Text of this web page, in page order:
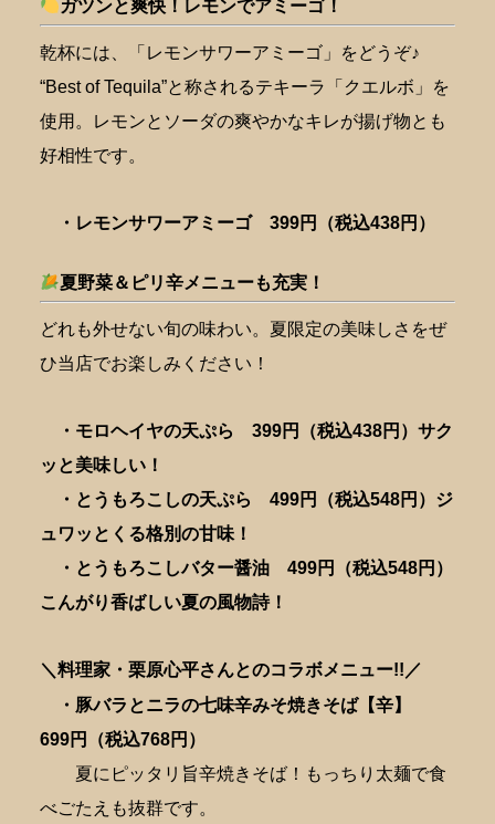
ガツンと爽快！レモンでアミーゴ！
乾杯には、「レモンサワーアミーゴ」をどうぞ♪
“Best of Tequila”と称されるテキーラ「クエルボ」を
使用。レモンとソーダの爽やかなキレが揚げ物とも
好相性です。
・レモンサワーアミーゴ 399円（税込438円）
夏野菜＆ピリ辛メニューも充実！
どれも外せない旬の味わい。夏限定の美味しさをぜ
ひ当店でお楽しみください！
・モロヘイヤの天ぷら 399円（税込438円）サク
ッと美味しい！
・とうもろこしの天ぷら 499円（税込548円）ジ
ュワッとくる格別の甘味！
・とうもろこしバター醤油 499円（税込548円）
こんがり香ばしい夏の風物詩！
＼料理家・栗原心平さんとのコラボメニュー!!／
・豚バラとニラの七味辛みそ焼きそば【辛】
699円（税込768円）
夏にピッタリ旨辛焼きそば！もっちり太麺で食
べごたえも抜群です。